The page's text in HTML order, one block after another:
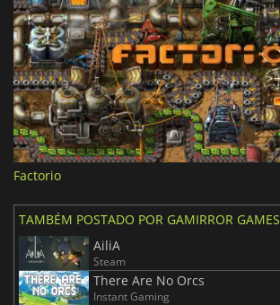
Factorio
TAMBÉM POSTADO POR GAMIRROR GAMES
AiliA
Steam
There Are No Orcs
Instant Gaming